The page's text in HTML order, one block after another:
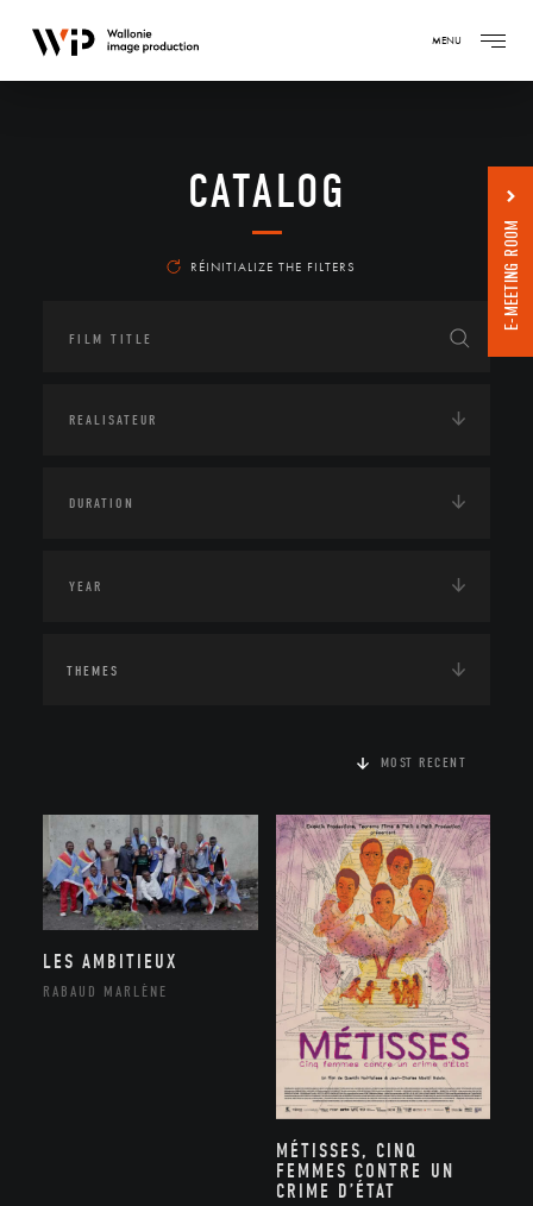
MENU
CATALOG
RÉINITIALIZE THE FILTERS
THEMES
MOST RECENT
LES AMBITIEUX
RABAUD MARLÈNE
MÉTISSES, CINQ
FEMMES CONTRE UN
CRIME D’ÉTAT
E-MEETING ROOM